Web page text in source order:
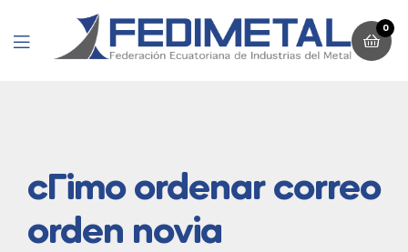
Menu
0
cГіmo ordenar correo
orden novia